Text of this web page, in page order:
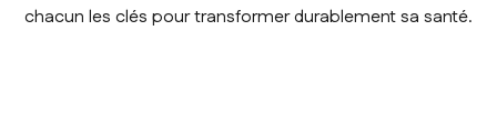
chacun les clés pour transformer durablement sa santé.